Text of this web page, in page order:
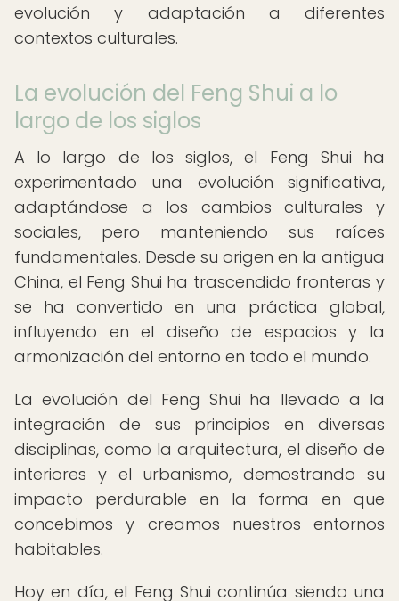
evolución y adaptación a diferentes
contextos culturales.
La evolución del Feng Shui a lo
largo de los siglos
A lo largo de los siglos, el Feng Shui ha
experimentado una evolución significativa,
adaptándose a los cambios culturales y
sociales, pero manteniendo sus raíces
fundamentales. Desde su origen en la antigua
China, el Feng Shui ha trascendido fronteras y
se ha convertido en una práctica global,
influyendo en el diseño de espacios y la
armonización del entorno en todo el mundo.
La evolución del Feng Shui ha llevado a la
integración de sus principios en diversas
disciplinas, como la arquitectura, el diseño de
interiores y el urbanismo, demostrando su
impacto perdurable en la forma en que
concebimos y creamos nuestros entornos
habitables.
Hoy en día, el Feng Shui continúa siendo una